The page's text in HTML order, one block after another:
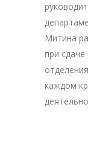
Митина
при
каждом